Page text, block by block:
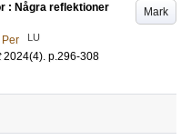
Mark
: Några reflektioner
LU
2024(4). p.296-308